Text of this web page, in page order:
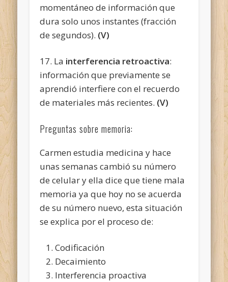
momentáneo de información que
dura solo unos instantes (fracción
de segundos). (V)
17. La interferencia retroactiva:
información que previamente se
aprendió interfiere con el recuerdo
de materiales más recientes. (V)
Preguntas sobre memoria:
Carmen estudia medicina y hace
unas semanas cambió su número
de celular y ella dice que tiene mala
memoria ya que hoy no se acuerda
de su número nuevo, esta situación
se explica por el proceso de:
Codificación
Decaimiento
Interferencia proactiva